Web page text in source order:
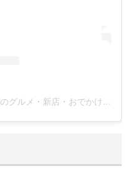
ALCO（アルコ）｜京都府南部のグルメ・新店・おでかけ情報 etc.(@alco_uj)がシェアした投稿